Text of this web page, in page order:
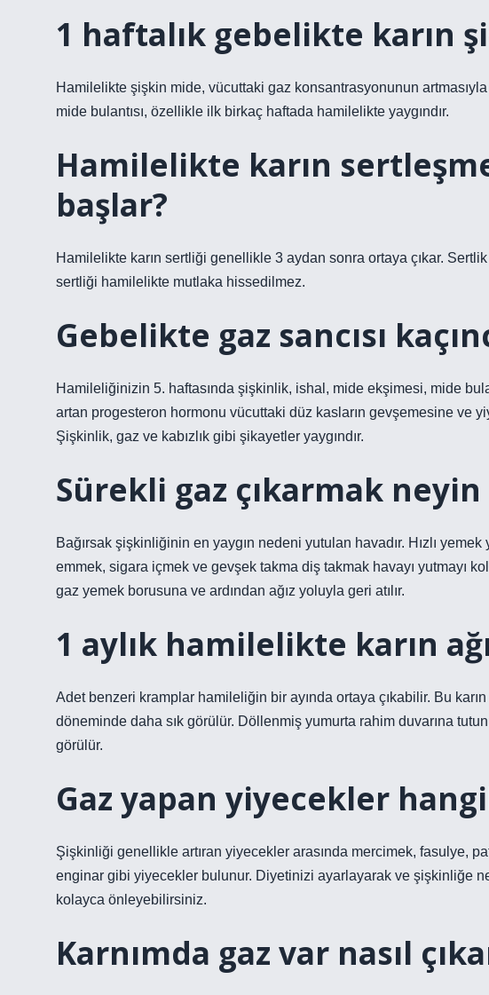
1 haftalık gebelikte karın
Hamilelikte şişkin mide, vücuttaki gaz konsantrasyonunun
mide bulantısı, özellikle ilk birkaç haftada hamilelikte yaygındır.
Hamilelikte karın
başlar?
Hamilelikte karın sertliği genellikle 3 aydan sonra ortaya çıkar.
sertliği hamilelikte mutlaka hissedilmez.
Gebelikte gaz sancısı
Hamileliğinizin 5. haftasında şişkinlik, ishal, mide ekşimesi, mide
artan progesteron hormonu vücuttaki düz kasların gevşemesine ve
Şişkinlik, gaz ve kabızlık gibi şikayetler yaygındır.
Sürekli gaz çıkarmak
Bağırsak şişkinliğinin en yaygın nedeni yutulan havadır. Hızlı
emmek, sigara içmek ve gevşek takma diş takmak havayı yutmayı
gaz yemek borusuna ve ardından ağız yoluyla geri atılır.
1 aylık hamilelikte karın
Adet benzeri kramplar hamileliğin bir ayında ortaya çıkabilir. Bu
döneminde daha sık görülür. Döllenmiş yumurta rahim duvarına
görülür.
Gaz yapan yiyecekler
Şişkinliği genellikle artıran yiyecekler arasında mercimek, fasulye,
enginar gibi yiyecekler bulunur. Diyetinizi ayarlayarak ve şişkinliğe
kolayca önleyebilirsiniz.
Karnımda gaz var nasıl